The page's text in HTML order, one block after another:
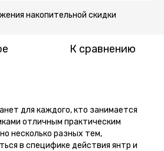
накопительной скидки
К сравнению
для каждого, кто занимается
отличным практическим
несколько разных тем,
в специфике действия янтр и